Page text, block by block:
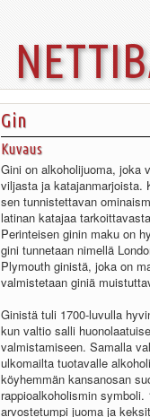
Gin
Kuvaus
Gini on alkoholijuoma, joka
viljasta ja katajanmarjoista.
sen tunnistettavan
latinan katajaa
Perinteisen ginin maku on
gini tunnetaan nimellä
Plymouth ginistä, joka on
valmistetaan giniä
Ginistä tuli 1700-luvulla
kun valtio salli
valmistamiseen. Samalla
ulkomailta tuotavalle
köyhemmän kansanosan
rappioalkoholismin
arvostetumpi juoma ja